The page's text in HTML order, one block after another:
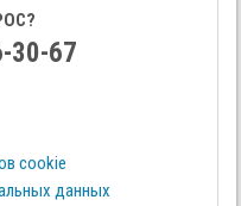
30-67
cookie
данных